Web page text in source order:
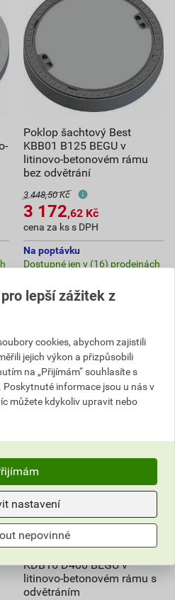
Poklop šachtový Best
KBB01 B125 BEGU v
litinovo-betonovém rámu
bez odvětrání
3 448,50 Kč
3 172,62 Kč
cena za ks s DPH
Na poptávku
Dostupné jen v (16) prodejnách
3 172,62 Kč celkem s DPH
Poklop šachtový BEST
KDB16 D400 BEGU v
litinovo-betonovém rámu s
odvětráním
lepší zážitek z
cookies, abychom zajistili
jejich výkon a přizpůsobili
na „Přijímám“ souhlasíte s
informace jsou u nás v
můžete kdykoliv upravit nebo
nastavení
nepovinné